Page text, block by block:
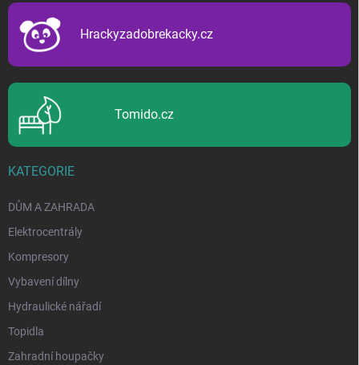
Hrackyzadobrekacky.cz
Tomido.cz
KATEGORIE
DŮM A ZAHRADA
Elektrocentrály
Kompresory
Vybavení dílny
Hydraulické nářadí
Topidla
Zahradní houpačky